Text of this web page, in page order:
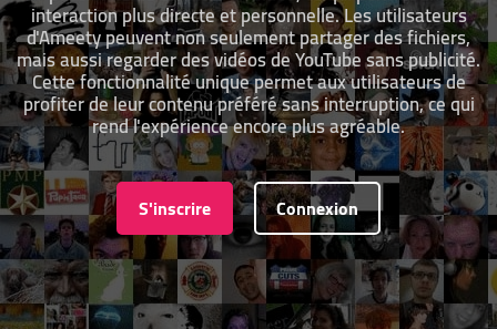
interaction plus directe et personnelle. Les utilisateurs
d'Ameety peuvent non seulement partager des fichiers,
mais aussi regarder des vidéos de YouTube sans publicité.
Cette fonctionnalité unique permet aux utilisateurs de
profiter de leur contenu préféré sans interruption, ce qui
rend l'expérience encore plus agréable.
S'inscrire Connexion